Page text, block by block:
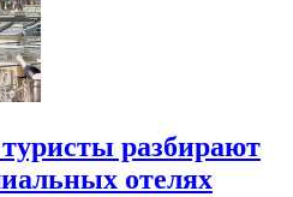
разбирают
отелях